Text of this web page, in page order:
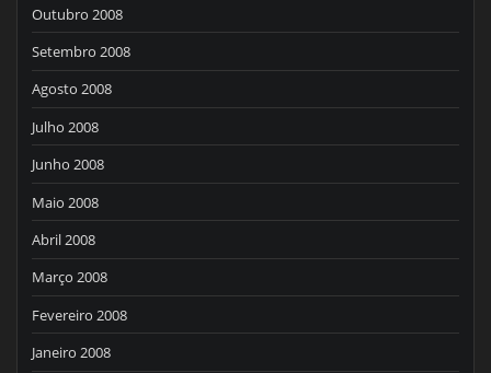
Outubro 2008
Setembro 2008
Agosto 2008
Julho 2008
Junho 2008
Maio 2008
Abril 2008
Março 2008
Fevereiro 2008
Janeiro 2008